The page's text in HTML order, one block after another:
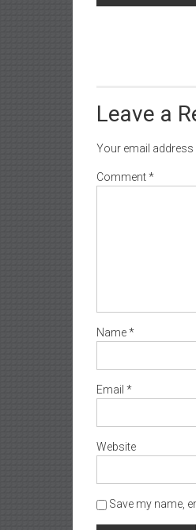
Leave a
Your email address
Comment*
Name*
Email *
Website
Save my name,